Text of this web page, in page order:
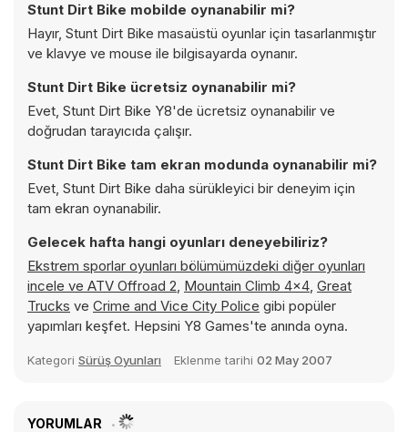
Stunt Dirt Bike mobilde oynanabilir mi?
Hayır, Stunt Dirt Bike masaüstü oyunlar için tasarlanmıştır
ve klavye ve mouse ile bilgisayarda oynanır.
Stunt Dirt Bike ücretsiz oynanabilir mi?
Evet, Stunt Dirt Bike Y8'de ücretsiz oynanabilir ve
doğrudan tarayıcıda çalışır.
Stunt Dirt Bike tam ekran modunda oynanabilir mi?
Evet, Stunt Dirt Bike daha sürükleyici bir deneyim için
tam ekran oynanabilir.
Gelecek hafta hangi oyunları deneyebiliriz?
Ekstrem sporlar oyunları bölümümüzdeki diğer oyunları
incele ve ATV Offroad 2, Mountain Climb 4x4, Great
Trucks ve Crime and Vice City Police gibi popüler
yapımları keşfet. Hepsini Y8 Games'te anında oyna.
Kategori Sürüş Oyunları Eklenme tarihi 02 May 2007
YORUMLAR